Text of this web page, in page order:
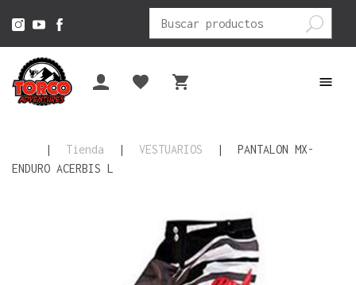
Buscar
por:
| Tienda | VESTUARIOS |
PANTALON MX-
ENDURO ACERBIS L